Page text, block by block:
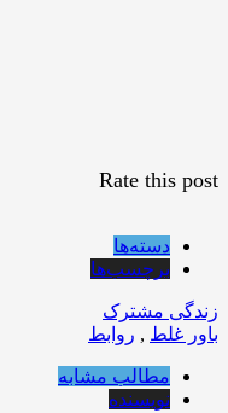
Rate this post
دسته‌ها
برچسب‌ها
زندگی مشترک
باور غلط , روابط
مطالب مشابه
نویسنده